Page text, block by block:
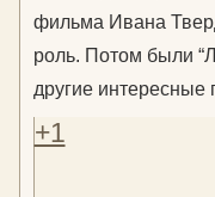
фильма Ивана
роль. Потом были
другие интересные
+1